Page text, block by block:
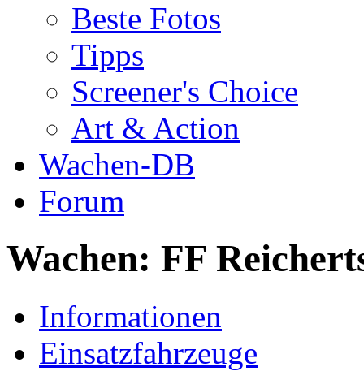
Beste Fotos
Tipps
Screener's Choice
Art & Action
Wachen-DB
Forum
Wachen: FF
Informationen
Einsatzfahrzeuge